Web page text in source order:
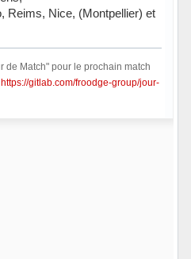
Reims, Nice, (Montpellier) et
de Match" pour le prochain match
https://gitlab.com/froodge-group/jour-